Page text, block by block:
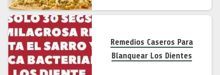
Remedios Caseros Para
Blanquear Los Dientes